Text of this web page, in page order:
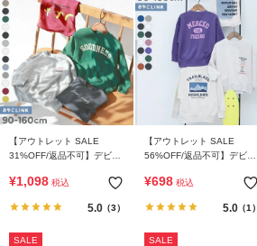
【アウトレット SALE
31%OFF/返品不可】デビラ
トレーナー
¥1,098 税込
5.0（3）
SALE
【アウトレット SALE
56%OFF/返品不可】デビラ
トレーナー
¥698 税込
5.0（1）
SALE